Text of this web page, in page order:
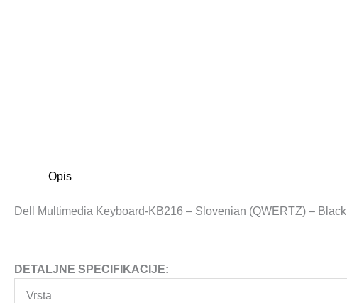
Opis
Dell Multimedia Keyboard-KB216 – Slovenian (QWERTZ) – Black
DETALJNE SPECIFIKACIJE:
Vrsta